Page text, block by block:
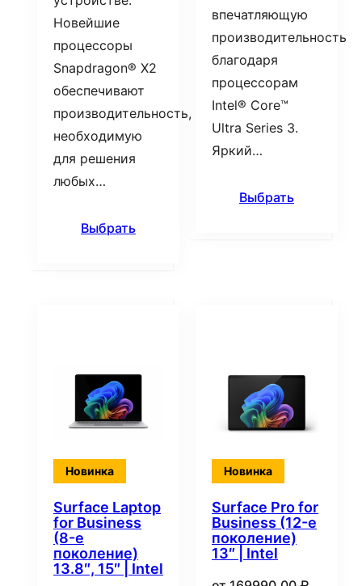
Новейшие
процессоры
Snapdragon® X2
обеспечивают
производительность,
необходимую
для решения
любых…
Выбрать
впечатляющую
производительность
благодаря
процессорам
Intel® Core™
Ultra Series 3.
Яркий…
Выбрать
Новинка
Surface Laptop
for Business
(8-е
поколение)
13.8″, 15″ | Intel
Новинка
Surface Pro for
Business (12-е
поколение)
13″ | Intel